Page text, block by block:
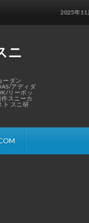
ニ
ーダン
アディダ
リーボッ
スニーカ
スニ研
2025年11月 発売